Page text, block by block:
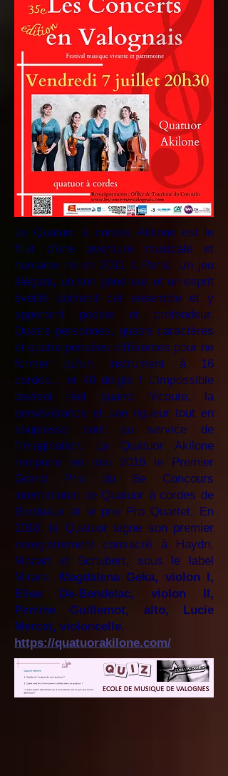
Le Quatuor à cordes Akilone est le
fruit d’une aventure musicale et
humaine né en 2011 à Paris. Un jeu
élégant, un son généreux et un esprit
éveillé animent cet ensemble et y
apportent poésie et profondeur.
Quatre personnes, quatre caractères
et quatre pensées différentes pour ne
former qu’un instrument à 16
cordes... et 40 doigts ! L’impossible
devient réel quand l’écoute, la
persévérance et une rigueur tout en
souplesse sont au service de
l’imagination. Le Quatuor Akilone
remporte en mai 2016 le Premier
Grand Prix du 8e Concours
international de Quatuor à cordes de
Bordeaux et le prix Pro Quartet. En
2018, le Quatuor signe son premier
enregistrement consacré à Haydn,
Mozart et Schubert, sous le label
Mirare. Magdalena Geka, violon I,
Elise De-Bendelac, violon II,
Perrine Guillemot, alto, Lucie
Mercat, violoncelle.
https://quatuorakilone.com/